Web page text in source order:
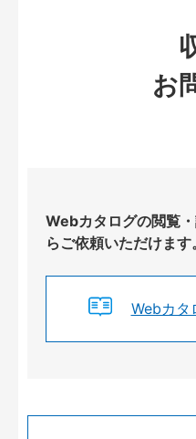
お
Webカタログの閲覧
らご依頼いただけます。
Webカタ